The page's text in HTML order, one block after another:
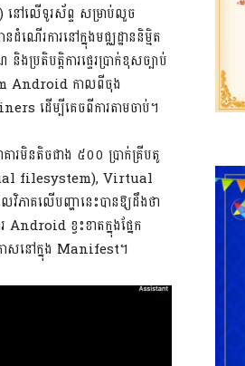
នៅលើទូរស័ព្ទ សម្រាប់លួច
ដំណើរការនៅក្នុងមជ្ឈដ្ឋាននិម្មិត
រតិបត្តិការផ្ទេរប្រាក់ខុសច្បាប់
Android កាលពីចុង
ដើម្បីគេចពីការតាមចាប់។
មិនតិចជាង ៥០០ ប្រាក់គ្រីបតូ
filesystem), Virtual
លើបញ្ហានេះបានឱ្យដឹងថា
ខ្វះខាតក្នុងផ្នែក
កាសនៅក្នុង Manifest។